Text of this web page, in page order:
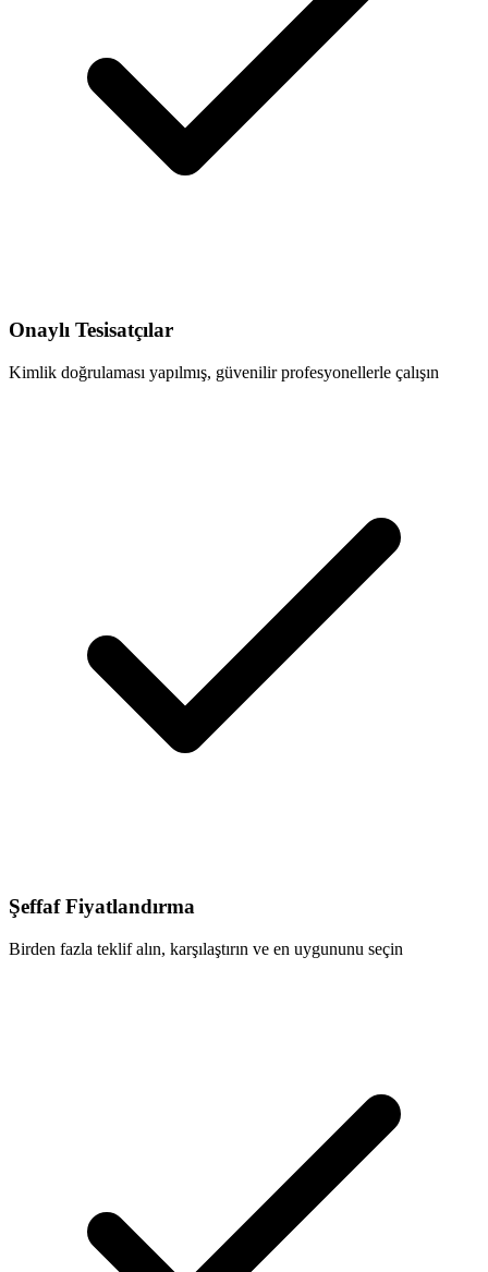
Onaylı Tesisatçılar
Kimlik doğrulaması yapılmış, güvenilir profesyonellerle çalışın
Şeffaf Fiyatlandırma
Birden fazla teklif alın, karşılaştırın ve en uygununu seçin